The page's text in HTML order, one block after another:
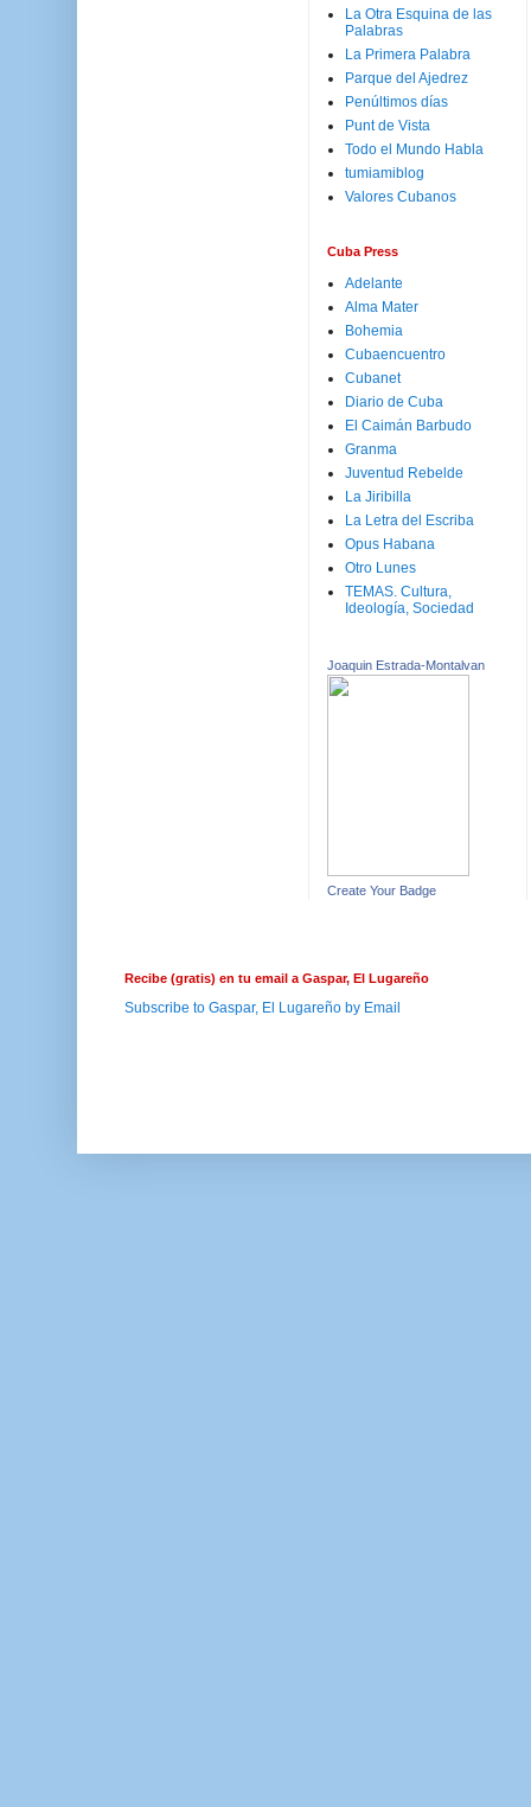
La Otra Esquina de las
Palabras
La Primera Palabra
Parque del Ajedrez
Penúltimos días
Punt de Vista
Todo el Mundo Habla
tumiamiblog
Valores Cubanos
Cuba Press
Adelante
Alma Mater
Bohemia
Cubaencuentro
Cubanet
Diario de Cuba
El Caimán Barbudo
Granma
Juventud Rebelde
La Jiribilla
La Letra del Escriba
Opus Habana
Otro Lunes
TEMAS. Cultura,
Ideología, Sociedad
Joaquin Estrada-Montalvan
Create Your Badge
Recibe (gratis) en tu email a Gaspar, El Lugareño
Subscribe to Gaspar, El Lugareño by Email